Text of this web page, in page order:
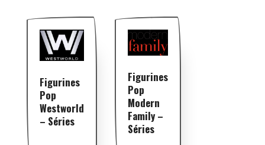
Figurines
Pop
Westworld
– Séries
Figurines
Pop
Modern
Family –
Séries